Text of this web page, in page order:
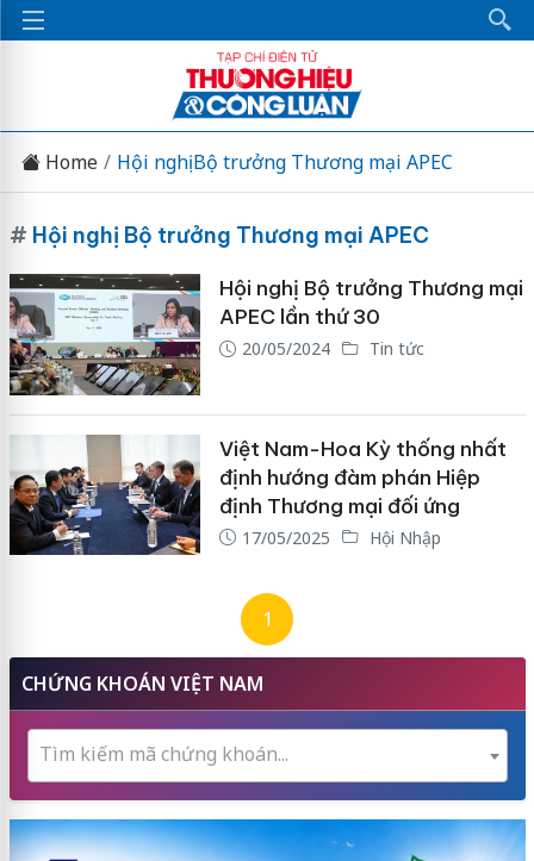
Home Hội nghị Bộ trưởng Thương mại APEC
# Hội nghị Bộ trưởng Thương mại APEC
Hội nghị Bộ trưởng Thương mại
APEC lần thứ 30
20/05/2024 Tin tức
Việt Nam-Hoa Kỳ thống nhất
định hướng đàm phán Hiệp
định Thương mại đối ứng
17/05/2025 Hội Nhập
1
CHỨNG KHOÁN VIỆT NAM
Tìm kiếm mã chứng khoán...